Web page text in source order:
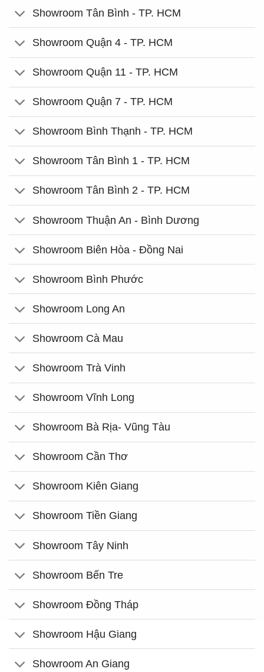
Showroom Tân Bình - TP. HCM
Showroom Quận 4 - TP. HCM
Showroom Quận 11 - TP. HCM
Showroom Quận 7 - TP. HCM
Showroom Bình Thạnh - TP. HCM
Showroom Tân Bình 1 - TP. HCM
Showroom Tân Bình 2 - TP. HCM
Showroom Thuận An - Bình Dương
Showroom Biên Hòa - Đồng Nai
Showroom Bình Phước
Showroom Long An
Showroom Cà Mau
Showroom Trà Vinh
Showroom Vĩnh Long
Showroom Bà Rịa- Vũng Tàu
Showroom Cần Thơ
Showroom Kiên Giang
Showroom Tiền Giang
Showroom Tây Ninh
Showroom Bến Tre
Showroom Đồng Tháp
Showroom Hậu Giang
Showroom An Giang